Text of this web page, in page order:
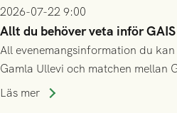
2026-07-22 9:00
Allt du behöver veta inför
All evenemangsinformation du
Gamla Ullevi och matchen mellan
kvalet till Conference League!
Läs mer